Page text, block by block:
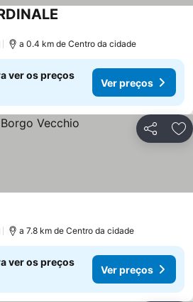
a 0.4 km de Centro da cidade
ver os preços
Ver preços
Partilhar
a 7.8 km de Centro da cidade
ver os preços
Ver preços